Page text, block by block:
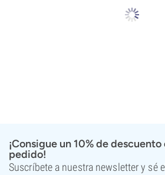
¡Consigue un 10% de
pedido!
Suscríbete a nuestra newsletter y sé